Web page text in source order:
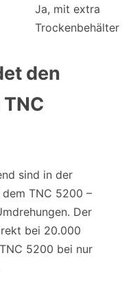
Ja, mit extra
Trockenbehälter
den
sind in der
TNC 5200 –
Der
bei 20.000
5200 bei nur